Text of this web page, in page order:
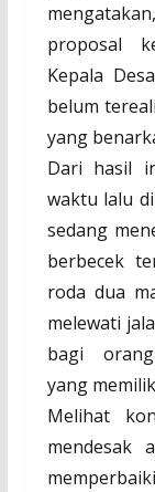
proposal
Kepala
belum
yang
Dari hasil
waktu lalu
sedang
berbecek
roda dua
melewati
bagi orang
yang
Melihat
mendesak